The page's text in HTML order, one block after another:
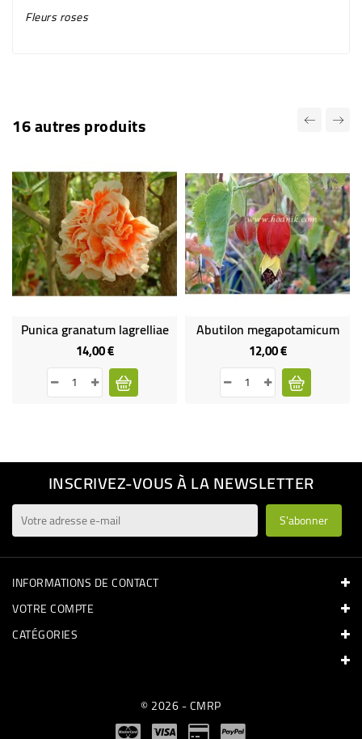
Fleursroses
16 autres produits
Punica granatum lagrelliae
14,00 €Prix
Abutilon megapotamicum
12,00 €Prix
INSCRIVEZ-VOUS À LA NEWSLETTER
INFORMATIONS DE CONTACT
VOTRE COMPTE
CATÉGORIES
© 2026 - CMRP